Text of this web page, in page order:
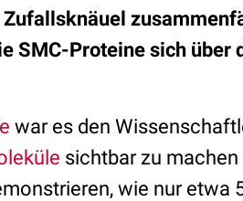
SMC-Proteine sich über
war es den
sichtbar zu
wie nur etwa